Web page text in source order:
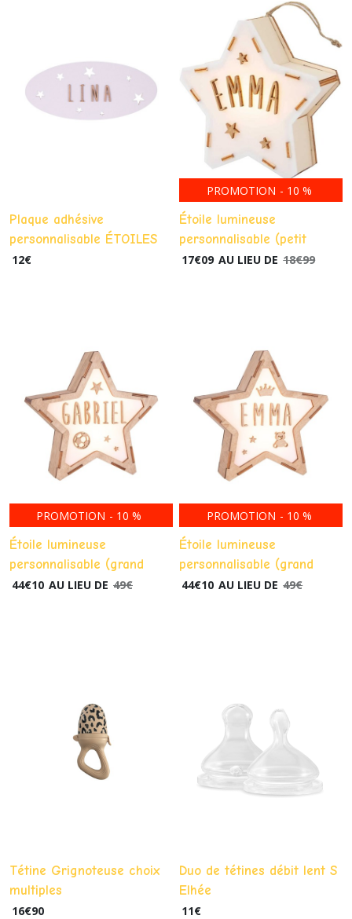
Plaque adhésive
personnalisable ÉTOILES
12€
PROMOTION - 10 %
Étoile lumineuse
personnalisable (petit
modèle) veilleuse "
17€09 AU LIEU DE 18€99
PROMOTION - 10 %
Étoile lumineuse
personnalisable (grand
modèle) Piles - ou
44€10 AU LIEU DE 49€
PROMOTION - 10 %
Étoile lumineuse
personnalisable (grand
modèle) USB " rallumer les
44€10 AU LIEU DE 49€
Tétine Grignoteuse choix
multiples
16€90
Duo de tétines débit lent S
Elhée
11€
Sortie,
école
Tapis,
résultats